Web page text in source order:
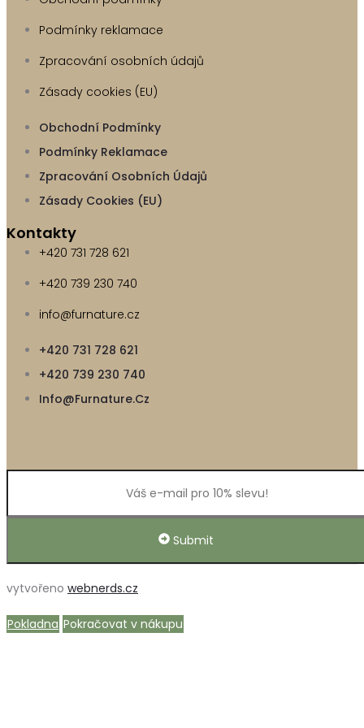
Podmínky reklamace
Zpracování osobních údajů
Zásady cookies (EU)
Obchodní Podmínky
Podmínky Reklamace
Zpracování Osobních Údajů
Zásady Cookies (EU)
Kontakty
+420 731 728 621
+420 739 230 740
info@furnature.cz
+420 731 728 621
+420 739 230 740
Info@furnature.cz
Submit
vytvořeno webnerds.cz
Pokladna Pokračovat v nákupu